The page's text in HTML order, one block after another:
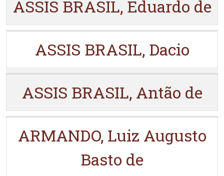
ASSIS BRASIL, Eduardo de
ASSIS BRASIL, Dacio
ASSIS BRASIL, Antão de
ARMANDO, Luiz Augusto
Basto de